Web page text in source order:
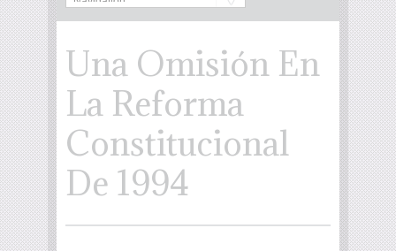
Una Omisión En
La Reforma
Constitucional
De 1994